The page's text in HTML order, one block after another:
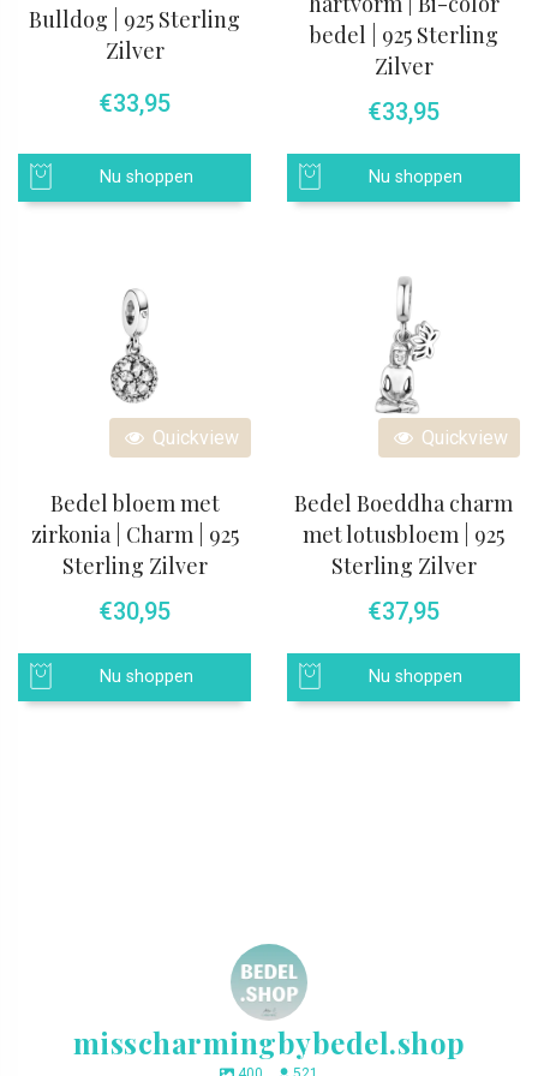
Bulldog | 925 Sterling
Zilver
€33,95
Nu shoppen
bedel | 925 Sterling
Zilver
€33,95
Nu shoppen
Quickview
Bedel bloem met
zirkonia | Charm | 925
Sterling Zilver
€30,95
Nu shoppen
Quickview
Bedel Boeddha charm
met lotusbloem | 925
Sterling Zilver
€37,95
Nu shoppen
misscharmingbybedel.shop